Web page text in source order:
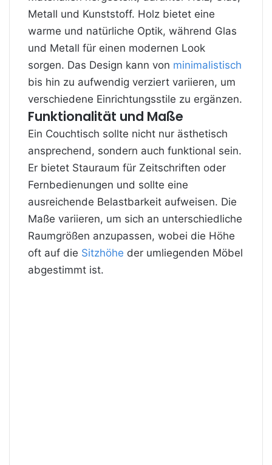
Metall und Kunststoff. Holz bietet eine
warme und natürliche Optik, während Glas
und Metall für einen modernen Look
sorgen. Das Design kann von minimalistisch
bis hin zu aufwendig verziert variieren, um
verschiedene Einrichtungsstile zu ergänzen.
Funktionalität und Maße
Ein Couchtisch sollte nicht nur ästhetisch
ansprechend, sondern auch funktional sein.
Er bietet Stauraum für Zeitschriften oder
Fernbedienungen und sollte eine
ausreichende Belastbarkeit aufweisen. Die
Maße variieren, um sich an unterschiedliche
Raumgrößen anzupassen, wobei die Höhe
oft auf die Sitzhöhe der umliegenden Möbel
abgestimmt ist.